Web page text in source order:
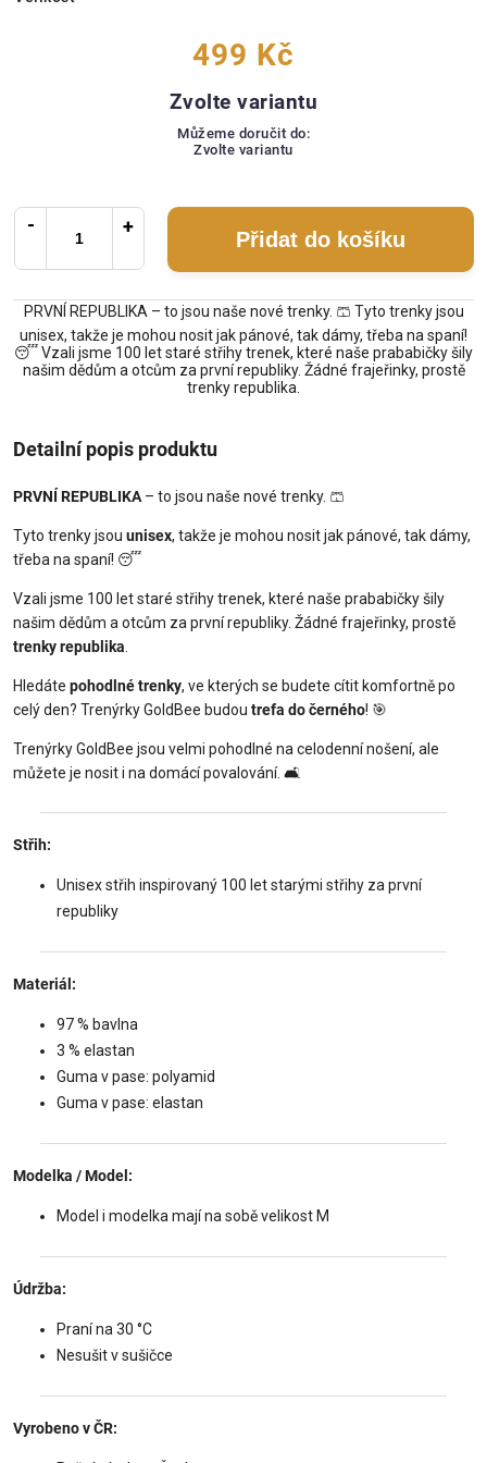
499 Kč
Zvolte variantu
Můžeme doručit do:
Zvolte variantu
Přidat do košíku
PRVNÍ REPUBLIKA – to jsou naše nové trenky. 🩳 Tyto trenky jsou
unisex, takže je mohou nosit jak pánové, tak dámy, třeba na spaní!
😴 Vzali jsme 100 let staré střihy trenek, které naše prababičky šily
našim dědům a otcům za první republiky. Žádné frajeřinky, prostě
trenky republika.
Detailní popis produktu
PRVNÍ REPUBLIKA – to jsou naše nové trenky. 🩳
Tyto trenky jsou unisex, takže je mohou nosit jak pánové, tak dámy,
třeba na spaní! 😴
Vzali jsme 100 let staré střihy trenek, které naše prababičky šily
našim dědům a otcům za první republiky. Žádné frajeřinky, prostě
trenky republika
Hledáte pohodlné trenky, ve kterých se budete cítit komfortně po
celý den? Trenýrky GoldBee budou trefa do černého! 🎯
Trenýrky GoldBee jsou velmi pohodlné na celodenní nošení, ale
můžete je nosit i na domácí povalování. 🛋️
Střih:️
Unisex střih inspirovaný 100 let starými střihy za první
republiky
Materiál:
97 % bavlna
3 % elastan
Guma v pase: polyamid
Guma v pase: elastan
Modelka / Model:
Model i modelka mají na sobě velikost M
Údržba:
Praní na 30 °C
Nesušit v sušičce
Vyrobeno v ČR: